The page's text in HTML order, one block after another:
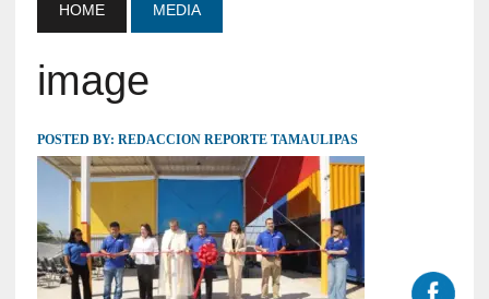
HOME MEDIA
image
POSTED BY: REDACCION REPORTE TAMAULIPAS